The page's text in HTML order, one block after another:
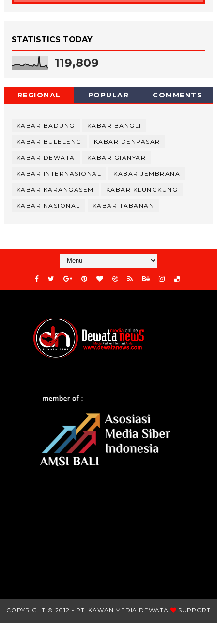
STATISTICS TODAY
119,809
REGIONAL POPULAR COMMENTS
KABAR BADUNG KABAR BANGLI
KABAR BULELENG KABAR DENPASAR
KABAR DEWATA KABAR GIANYAR
KABAR INTERNASIONAL KABAR JEMBRANA
KABAR KARANGASEM KABAR KLUNGKUNG
KABAR NASIONAL KABAR TABANAN
COPYRIGHT © 2012 - PT. KAWAN MEDIA DEWATA
SUPPORT